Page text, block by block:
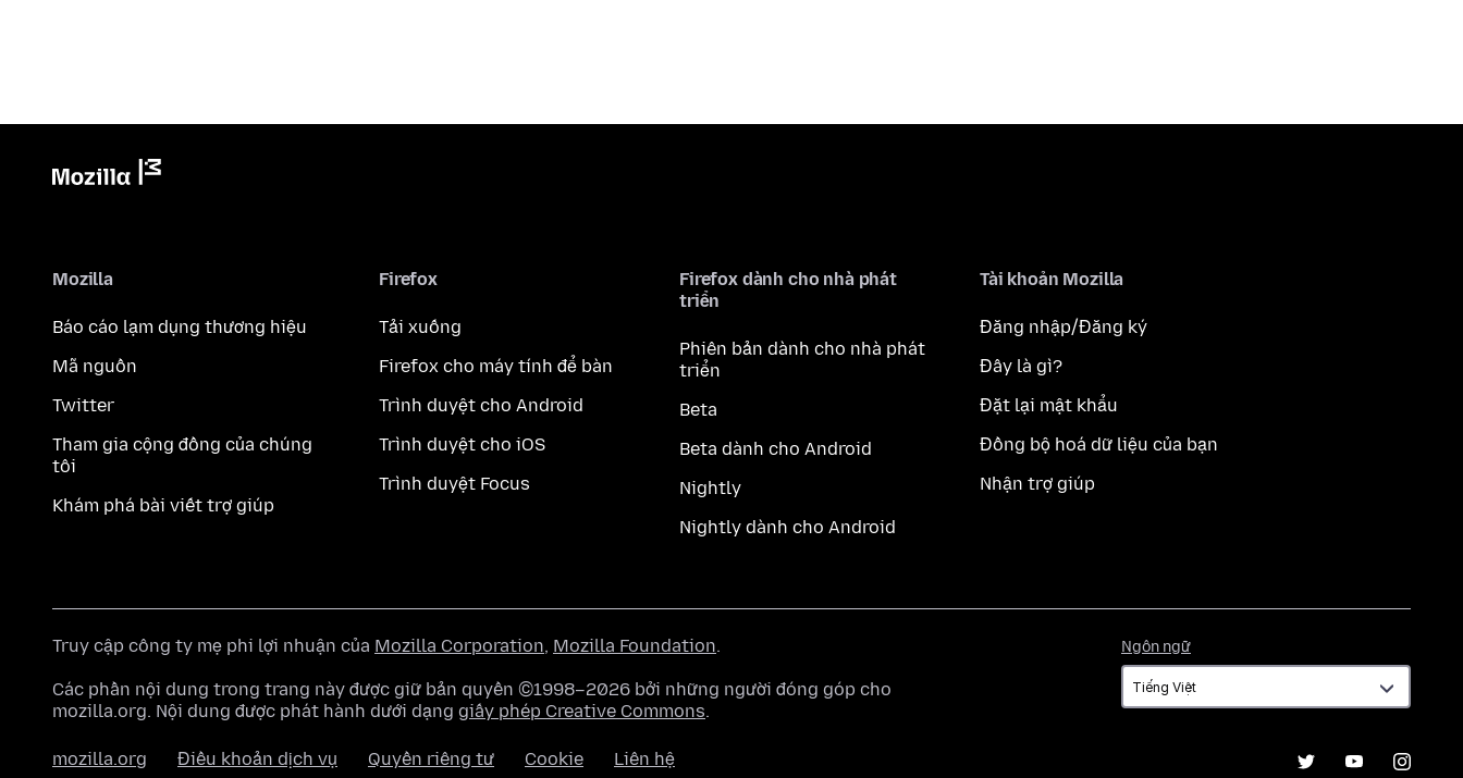
Mozilla
Báo cáo lạm dụng thương hiệu
Mã nguồn
Twitter
Tham gia cộng đồng của chúng
tôi
Khám phá bài viết trợ giúp
Firefox
Tải xuống
Firefox cho máy tính để bàn
Trình duyệt cho Android
Trình duyệt cho iOS
Trình duyệt Focus
Firefox dành cho nhà phát
triển
Phiên bản dành cho nhà phát
triển
Beta
Beta dành cho Android
Nightly
Nightly dành cho Android
Tài khoản Mozilla
Đăng nhập/Đăng ký
Đây là gì?
Đặt lại mật khẩu
Đồng bộ hoá dữ liệu của bạn
Nhận trợ giúp
Ngôn ngữ
ngữ
Truy cập công ty mẹ phi lợi nhuận của Mozilla Corporation, Mozilla Foundation.
Các phần nội dung trong trang này được giữ bản quyền ©1998–2026 bởi những người đóng góp cho
mozilla.org. Nội dung được phát hành dưới dạng giấy phép Creative Commons.
mozilla.org Điều khoản dịch vụ Quyền riêng tư Cookie Liên hệ